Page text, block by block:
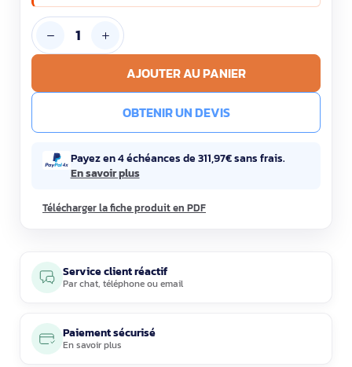
AJOUTER AU PANIER
OBTENIR UN DEVIS
Payez en 4 échéances de 311,97€ sans frais.
En savoir plus
Télécharger la fiche produit en PDF
Service client réactif
Parchat, téléphoneouemail
Paiement sécurisé
En savoir plus